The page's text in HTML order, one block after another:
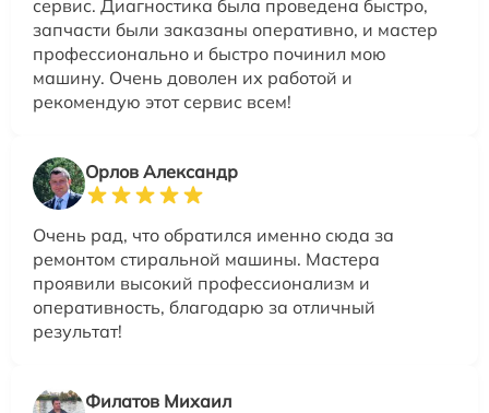
сервис. Диагностика была проведена быстро,
запчасти были заказаны оперативно, и мастер
профессионально и быстро починил мою
машину. Очень доволен их работой и
рекомендую этот сервис всем!
Орлов Александр
Очень рад, что обратился именно сюда за
ремонтом стиральной машины. Мастера
проявили высокий профессионализм и
оперативность, благодарю за отличный
результат!
Филатов Михаил